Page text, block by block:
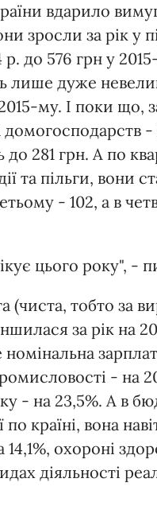
вдарило
зросли за рік у
до 576 грн у
лише дуже
му. І поки що,
-
до 281 грн. А по
та пільги, вони
- 102, а в
цього року", -
(чиста, тобто за
за рік на
номінальна
- на
- на 23,5%. А в
країні, вона
охороні
діяльності